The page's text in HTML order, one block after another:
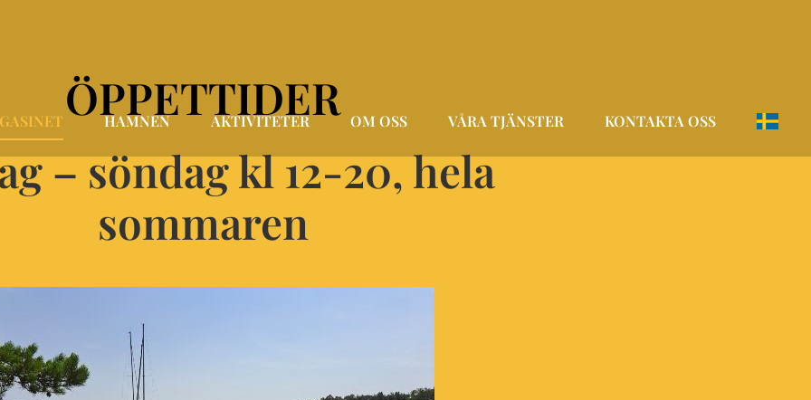
HAMNEN AKTIVITETER OM OSS VÅRA TJÄNSTER KONTAKTA OSS
ÖPPETTIDER
– söndag kl 12-20, hela
sommaren